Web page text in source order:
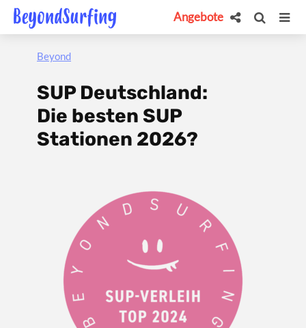
Angebote
Beyond
SUP Deutschland:
Die besten SUP
Stationen 2026?